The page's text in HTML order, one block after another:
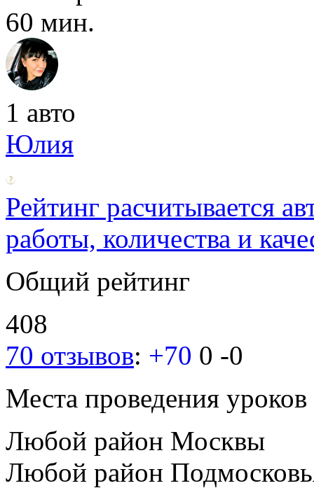
60 мин.
1 авто
Юлия
Рейтинг расчитывается
работы, количества и
Общий рейтинг
408
70 отзывов: +70 0 -0
Места проведения уроков
Любой район Москвы
Любой район